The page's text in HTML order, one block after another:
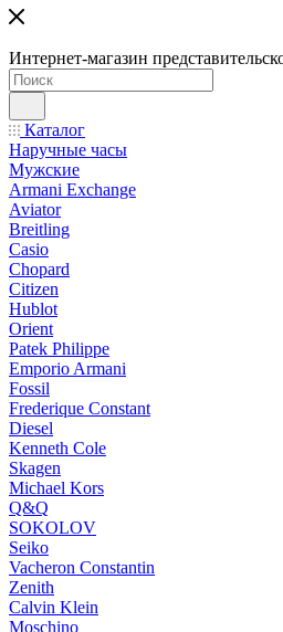
Интернет-магазин
Каталог
Наручные часы
Мужские
Armani Exchange
Aviator
Breitling
Casio
Chopard
Citizen
Hublot
Orient
Patek Philippe
Emporio Armani
Fossil
Frederique Constant
Diesel
Kenneth Cole
Skagen
Michael Kors
Q&Q
SOKOLOV
Seiko
Vacheron Constantin
Zenith
Calvin Klein
Moschino